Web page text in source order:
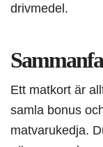
drivmedel.
Ett matkort är
samla bonus
matvarukedja.